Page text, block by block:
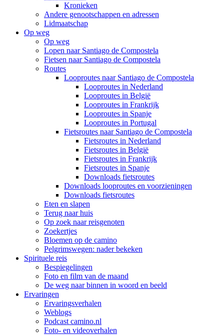
Kronieken
Andere genootschappen en adressen
Lidmaatschap
Op weg
Op weg
Lopen naar Santiago de Compostela
Fietsen naar Santiago de Compostela
Routes
Looproutes naar Santiago de Compostela
Looproutes in Nederland
Looproutes in België
Looproutes in Frankrijk
Looproutes in Spanje
Looproutes in Portugal
Fietsroutes naar Santiago de Compostela
Fietsroutes in Nederland
Fietsroutes in België
Fietsroutes in Frankrijk
Fietsroutes in Spanje
Downloads fietsroutes
Downloads looproutes en voorzieningen
Downloads fietsroutes
Eten en slapen
Terug naar huis
Op zoek naar reisgenoten
Zoekertjes
Bloemen op de camino
Pelgrimswegen: nader bekeken
Spirituele reis
Bespiegelingen
Foto en film van de maand
De weg naar binnen in woord en beeld
Ervaringen
Ervaringsverhalen
Weblogs
Podcast camino.nl
Foto- en videoverhalen